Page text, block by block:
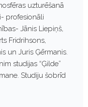
uzturēšanā
profesionāli
Jānis Liepiņš,
Fridrihsons,
un Juris Ģērmanis.
studijas “Ģilde”
Studiju šobrīd